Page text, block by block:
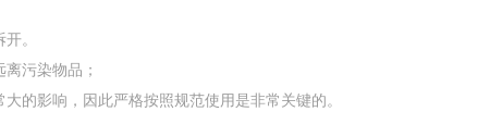
。
污染物品；
的影响，因此严格按照规范使用是非常关键的。